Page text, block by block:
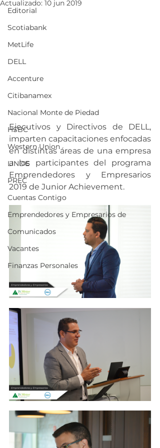
Editorial
Scotiabank
MetLife
DELL
Accenture
Citibanamex
Nacional Monte de Piedad
HSBC
Western Union
LINDE
PREC
Cuentas Contigo
Emprendedores y Empresarios de
Comunicados
Vacantes
Finanzas Personales
Actualizado: 10 jun 2019
Ejecutivos y Directivos de DELL,
imparten capacitaciones enfocadas
en distintas áreas de una empresa
a los participantes del programa
Emprendedores y Empresarios
2019 de Junior Achievement.